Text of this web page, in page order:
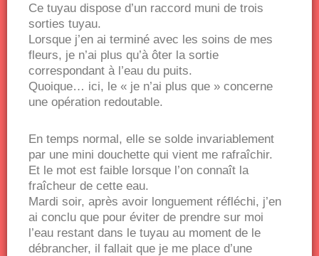
Ce tuyau dispose d’un raccord muni de trois
sorties tuyau.
Lorsque j’en ai terminé avec les soins de mes
fleurs, je n’ai plus qu’à ôter la sortie
correspondant à l’eau du puits.
Quoique… ici, le « je n’ai plus que » concerne
une opération redoutable.
En temps normal, elle se solde invariablement
par une mini douchette qui vient me rafraîchir.
Et le mot est faible lorsque l’on connaît la
fraîcheur de cette eau.
Mardi soir, après avoir longuement réfléchi, j’en
ai conclu que pour éviter de prendre sur moi
l’eau restant dans le tuyau au moment de le
débrancher, il fallait que je me place d’une